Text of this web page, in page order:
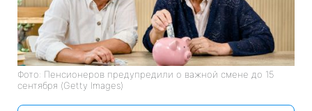
Фото: Пенсионеров предупредили о важной смене до 15
сентября (Getty Images)